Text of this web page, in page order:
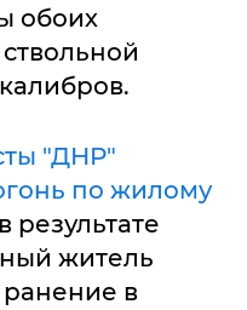
обоих
"ДНР"
по жилому
в результате
житель
в